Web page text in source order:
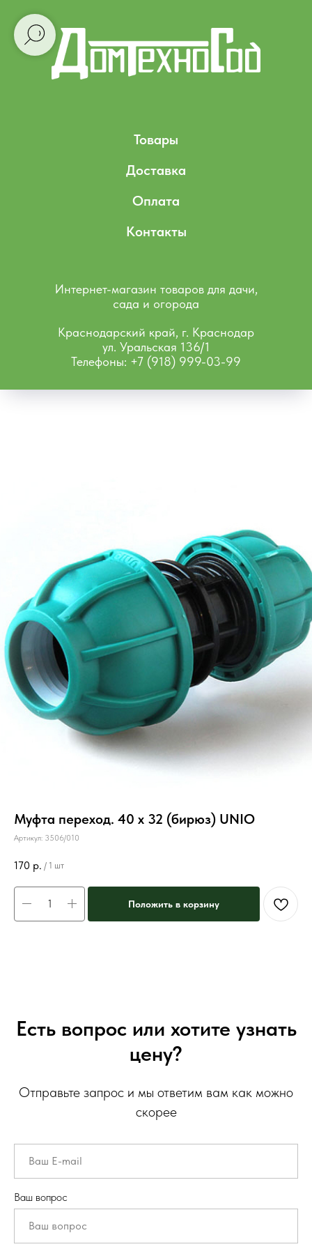
Товары
Доставка
Оплата
Контакты
Интернет-магазин товаров для дачи,
сада и огорода
Краснодарский край, г. Краснодар
ул. Уральская 136/1
Телефоны: +7 (918) 999-03-99
Муфта переход. 40 х 32 (бирюз) UNIO
Артикул: 3506/010
170 р. / 1 шт
Положить в корзину
Есть вопрос или хотите узнать
цену?
Отправьте запрос и мы ответим вам как можно
скорее
Ваш вопрос